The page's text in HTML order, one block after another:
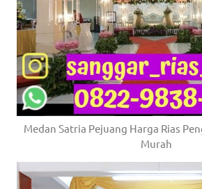
Medan Satria Pejuang Harga Rias
Murah